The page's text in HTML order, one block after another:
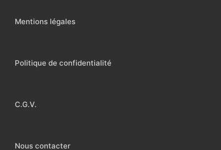
Mentions légales
Politique de confidentialité
C.G.V.
Nous contacter